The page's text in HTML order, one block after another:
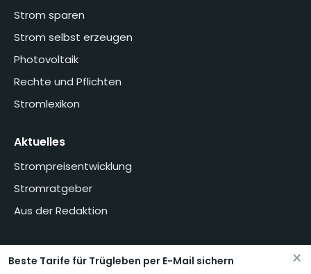
Strom sparen
Strom selbst erzeugen
Photovoltaik
Rechte und Pflichten
Stromlexikon
Aktuelles
Strompreisentwicklung
Stromratgeber
Aus der Redaktion
×
Beste Tarife für Trügleben per E-Mail sichern